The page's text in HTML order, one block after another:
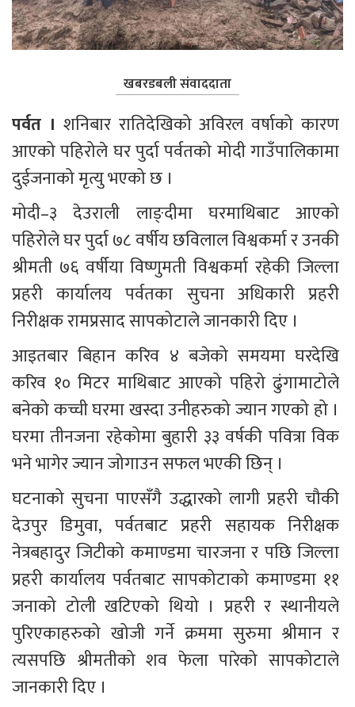
खबरडबली संवाददाता
पर्वत । शनिबार रातिदेखिको अविरल वर्षाको कारण
आएको पहिरोले घर पुर्दा पर्वतको मोदी गाउँपालिकामा
दुईजनाको मृत्यु भएको छ ।
मोदी–३ देउराली लाङ्दीमा घरमाथिबाट आएको
पहिरोले घर पुर्दा ७८ वर्षीय छविलाल विश्वकर्मा र उनकी
श्रीमती ७६ वर्षीया विष्णुमती विश्वकर्मा रहेकी जिल्ला
प्रहरी कार्यालय पर्वतका सुचना अधिकारी प्रहरी
निरीक्षक रामप्रसाद सापकोटाले जानकारी दिए ।
आइतबार बिहान करिव ४ बजेको समयमा घरदेखि
करिव १० मिटर माथिबाट आएको पहिरो ढुंगामाटोले
बनेको कच्ची घरमा खस्दा उनीहरुको ज्यान गएको हो ।
घरमा तीनजना रहेकोमा बुहारी ३३ वर्षकी पवित्रा विक
भने भागेर ज्यान जोगाउन सफल भएकी छिन् ।
घटनाको सुचना पाएसँगै उद्धारको लागी प्रहरी चौकी
देउपुर डिमुवा, पर्वतबाट प्रहरी सहायक निरीक्षक
नेत्रबहादुर जिटीको कमाण्डमा चारजना र पछि जिल्ला
प्रहरी कार्यालय पर्वतबाट सापकोटाको कमाण्डमा ११
जनाको टोली खटिएको थियो । प्रहरी र स्थानीयले
पुरिएकाहरुको खोजी गर्ने क्रममा सुरुमा श्रीमान र
त्यसपछि श्रीमतीको शव फेला पारेको सापकोटाले
जानकारी दिए ।